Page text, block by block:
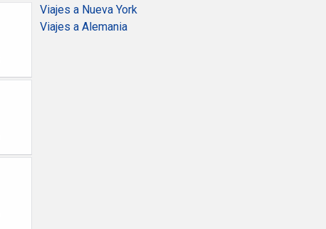
Viajes a Nueva York
Viajes a Alemania